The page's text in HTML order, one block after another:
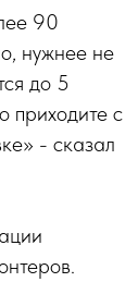
90
нужнее не
до 5
приходите с
- сказал